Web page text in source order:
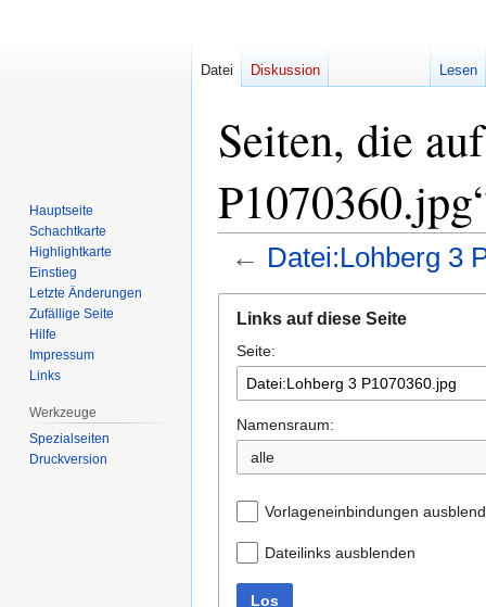
Seiten, die
← Datei:Lohberg 3
Navigation
springen
Suche
springen
Links auf diese Seite
Seite:
Namensraum:
alle
Vorlageneinbindungen
Dateilinks ausblenden
Los
Datei Diskussion Lesen
Hauptseite
Schachtkarte
Highlightkarte
Einstieg
Letzte Änderungen
Zufällige Seite
Hilfe
Impressum
Links
Werkzeuge
Spezialseiten
Druckversion